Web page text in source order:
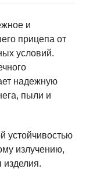
и
прицепа от
условий.
надежную
пыли и
устойчивостью
излучению,
изделия.